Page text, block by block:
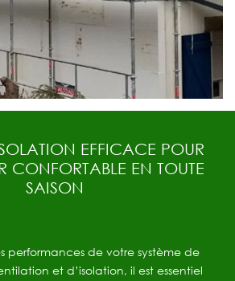
EFFICACE POUR
CONFORTABLE EN TOUTE
SAISON
performances de votre système de
et d’isolation, il est essentiel